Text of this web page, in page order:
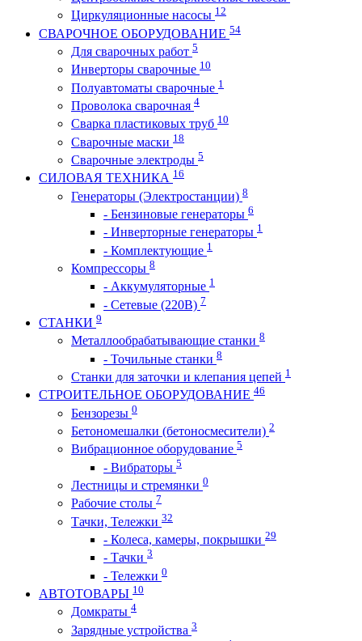
Циркуляционные насосы 12
СВАРОЧНОЕ ОБОРУДОВАНИЕ 54
Для сварочных работ 5
Инверторы сварочные 10
Полуавтоматы сварочные 1
Проволока сварочная 4
Сварка пластиковых труб 10
Сварочные маски 18
Сварочные электроды 5
СИЛОВАЯ ТЕХНИКА 16
Генераторы (Электростанции) 8
- Бензиновые генераторы 6
- Инверторные генераторы 1
- Комплектующие 1
Компрессоры 8
- Аккумуляторные 1
- Сетевые (220В) 7
СТАНКИ 9
Металлообрабатывающие станки 8
- Точильные станки 8
Станки для заточки и клепания цепей 1
СТРОИТЕЛЬНОЕ ОБОРУДОВАНИЕ 46
Бензорезы 0
Бетономешалки (бетоносмесители) 2
Вибрационное оборудование 5
- Вибраторы 5
Лестницы и стремянки 0
Рабочие столы 7
Тачки, Тележки 32
- Колеса, камеры, покрышки 29
- Тачки 3
- Тележки 0
АВТОТОВАРЫ 10
Домкраты 4
Зарядные устройства 3